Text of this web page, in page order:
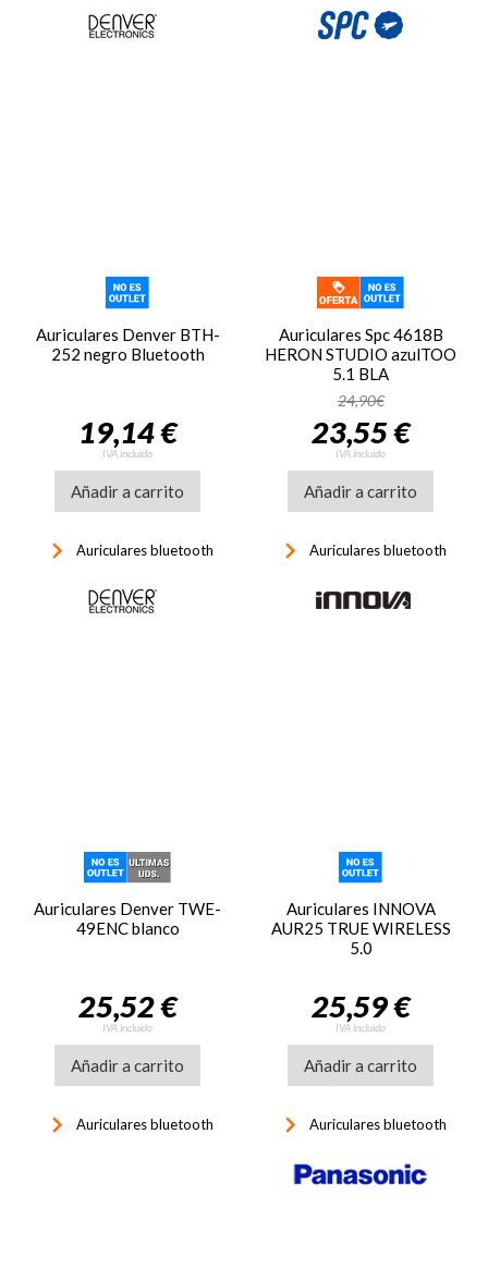
Auriculares Denver BTH-
252 negro Bluetooth
19,14 €
IVA incluido
Añadir a carrito
keyboard_arrow_right Auriculares bluetooth
Auriculares Spc 4618B
HERON STUDIO azulTOO
5.1 BLA
24,90€
23,55 €
IVA incluido
Añadir a carrito
keyboard_arrow_right Auriculares bluetooth
Auriculares Denver TWE-
49ENC blanco
25,52 €
IVA incluido
Añadir a carrito
keyboard_arrow_right Auriculares bluetooth
Auriculares INNOVA
AUR25 TRUE WIRELESS
5.0
25,59 €
IVA incluido
Añadir a carrito
keyboard_arrow_right Auriculares bluetooth